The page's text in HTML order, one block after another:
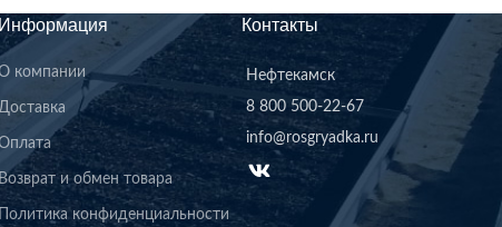
Информация
компании
и обмен товара
Политика конфиденциальности
Контакты
Нефтекамск
8 800 500-22-67
info@rosgryadka.ru